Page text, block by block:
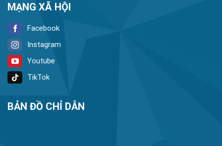
MẠNG XÃ HỘI
Facebook
Instagram
Youtube
TikTok
BẢN ĐỒ CHỈ DẪN